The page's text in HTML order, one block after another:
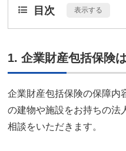
目次 表示する
1. 企業財産包括保険
企業財産包括保険の保障内
の建物や施設をお持ちの法
相談をいただきます。